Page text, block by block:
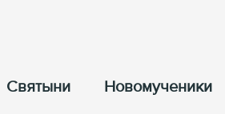
Cвятыни Новомученики